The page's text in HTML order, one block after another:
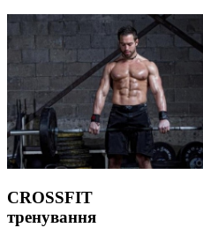
CROSSFIT
тренування